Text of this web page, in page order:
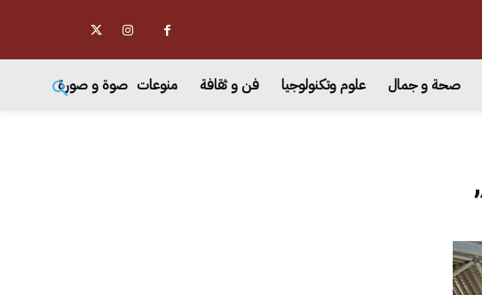
صحة و جمال علوم وتكنولوجيا فن و ثقافة منوعات صوة و صورة